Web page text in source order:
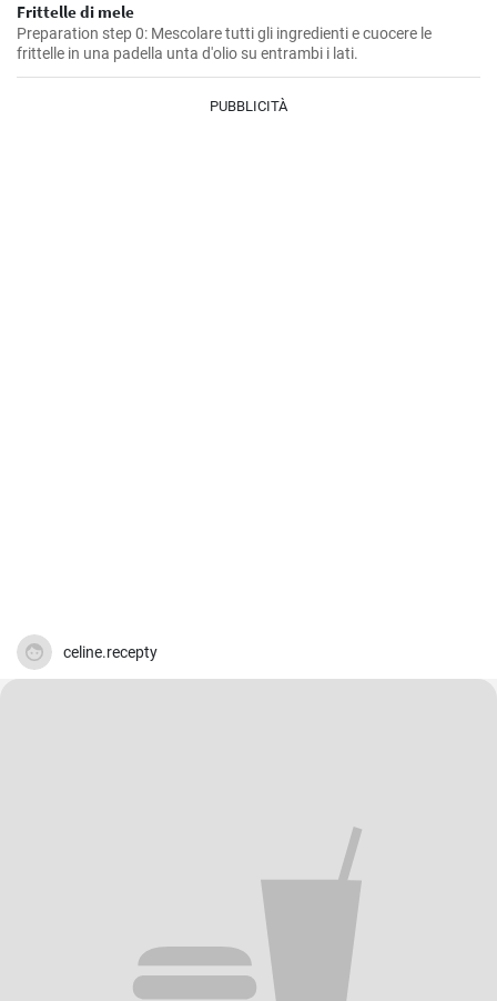
Frittelle di mele
Preparation step 0: Mescolare tutti gli ingredienti e cuocere le
frittelle in una padella unta d'olio su entrambi i lati.
PUBBLICITÀ
celine.recepty